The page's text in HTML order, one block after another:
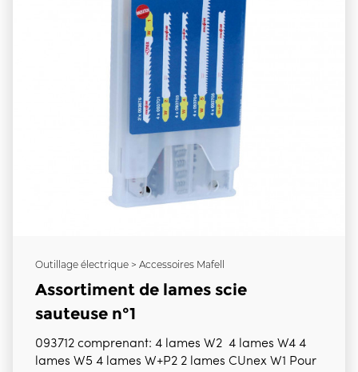
Outillage électrique > Accessoires Mafell
Assortiment de lames scie
sauteuse n°1
093712 comprenant: 4 lames W2 4 lames W4 4
lames W5 4 lames W+P2 2 lames CUnex W1 Pour